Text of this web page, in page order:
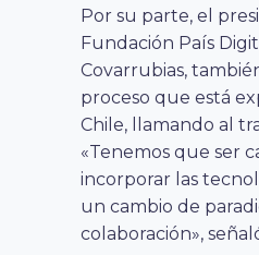
Por su parte, el
Fundación País
Covarrubias,
proceso que está
Chile, llamando al
«Tenemos que ser
incorporar las
un cambio de
colaboración»,